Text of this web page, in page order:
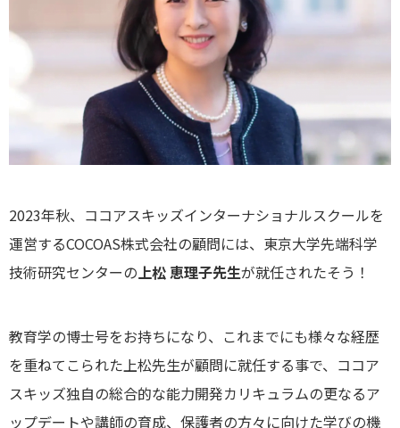
2023年秋、ココアスキッズインターナショナルスクールを
運営するCOCOAS株式会社の顧問には、東京大学先端科学
技術研究センターの 上松 恵理子先生が就任されたそう！
教育学の博士号をお持ちになり、これまでにも様々な経歴
を重ねてこられた上松先生が顧問に就任する事で、ココア
スキッズ独自の総合的な能力開発カリキュラムの更なるア
ップデートや講師の育成、保護者の方々に向けた学びの機